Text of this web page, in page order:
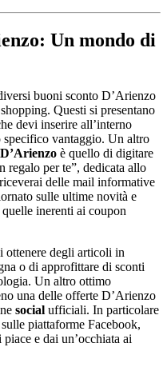
Un mondo di
buoni sconto D’Arienzo
Questi si presentano
devi inserire all’interno
specifico vantaggio. Un altro
è quello di digitare
regalo per te”, dedicata allo
delle mail informative
sulle ultime novità e
inerenti ai coupon
ottenere degli articoli in
o di approfittare di sconti
Un altro ottimo
una delle offerte D’Arienzo
social ufficiali. In particolare
piattaforme Facebook,
e dai un’occhiata ai